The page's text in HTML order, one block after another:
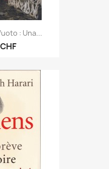
: Una...